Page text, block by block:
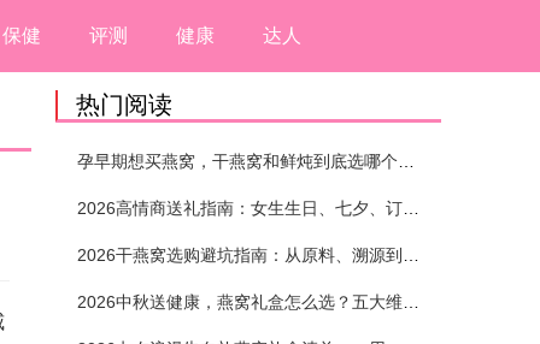
保健 评测 健康 达人
热门阅读